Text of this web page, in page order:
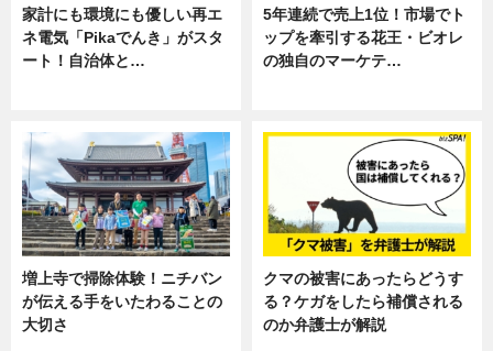
家計にも環境にも優しい再エ
ネ電気「Pikaでんき」がスタ
ート！自治体と…
5年連続で売上1位！市場でト
ップを牽引する花王・ビオレ
の独自のマーケテ…
増上寺で掃除体験！ニチバン
が伝える手をいたわることの
大切さ
クマの被害にあったらどうす
る？ケガをしたら補償される
のか弁護士が解説